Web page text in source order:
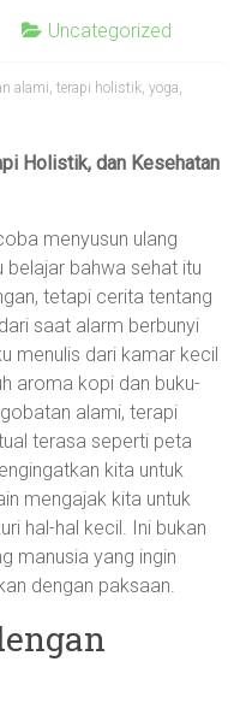
Uncategorized
alami, terapi holistik, yoga,
Holistik, dan Kesehatan
menyusun ulang
belajar bahwa sehat itu
tetapi cerita tentang
saat alarm berbunyi
menulis dari kamar kecil
aroma kopi dan buku-
alami, terapi
terasa seperti peta
kita untuk
mengajak kita untuk
hal-hal kecil. Ini bukan
manusia yang ingin
dengan paksaan.